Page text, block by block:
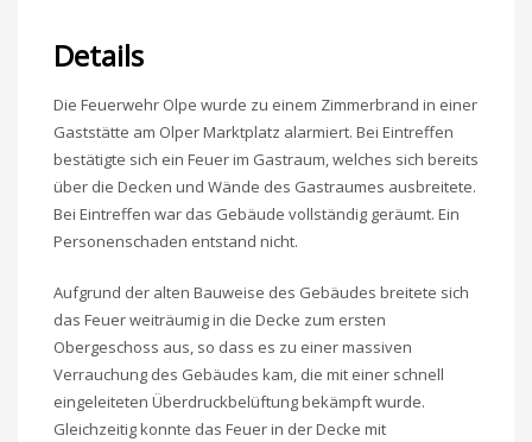
Details
Die Feuerwehr Olpe wurde zu einem Zimmerbrand in einer
Gaststätte am Olper Marktplatz alarmiert. Bei Eintreffen
bestätigte sich ein Feuer im Gastraum, welches sich bereits
über die Decken und Wände des Gastraumes ausbreitete.
Bei Eintreffen war das Gebäude vollständig geräumt. Ein
Personenschaden entstand nicht.
Aufgrund der alten Bauweise des Gebäudes breitete sich
das Feuer weiträumig in die Decke zum ersten
Obergeschoss aus, so dass es zu einer massiven
Verrauchung des Gebäudes kam, die mit einer schnell
eingeleiteten Überdruckbelüftung bekämpft wurde.
Gleichzeitig konnte das Feuer in der Decke mit